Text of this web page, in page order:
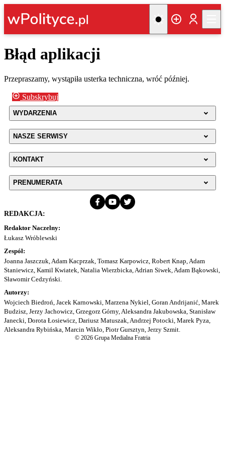
Błąd aplikacji
Przepraszamy, wystąpiła usterka techniczna, wróć później.
Subskrybuj
WYDARZENIA
NASZE SERWISY
KONTAKT
PRENUMERATA
REDAKCJA:
Redaktor Naczelny:
Łukasz Wróblewski
Zespół:
Joanna Jaszczuk, Adam Kacprzak, Tomasz Karpowicz, Robert Knap, Adam
Staniewicz, Kamil Kwiatek, Natalia Wierzbicka, Adrian Siwek, Adam Bąkowski,
Sławomir Cedzyński.
Autorzy:
Wojciech Biedroń, Jacek Karnowski, Marzena Nykiel, Goran Andrijanić, Marek
Budzisz, Jerzy Jachowicz, Grzegorz Górny, Aleksandra Jakubowska, Stanisław
Janecki, Dorota Łosiewicz, Dariusz Matuszak, Andrzej Potocki, Marek Pyza,
Aleksandra Rybińska, Marcin Wikło, Piotr Gursztyn, Jerzy Szmit.
© 2026 Grupa Medialna Fratria